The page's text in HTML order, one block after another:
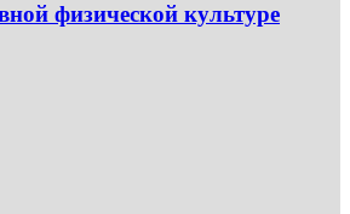
физической культуре